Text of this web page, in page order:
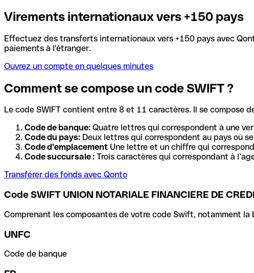
Virements internationaux vers +150 pays
Effectuez des transferts internationaux vers +150 pays avec
paiements à l'étranger.
Ouvrez un compte en quelques minutes
Comment se compose un code SWIFT ?
Le code SWIFT contient entre 8 et 11 caractères. Il se compose
Code de banque: Quatre lettres qui correspondent à une
Code du pays: Deux lettres qui correspondent au pays où
Code d’emplacement Une lettre et un chiffre qui
Code succursale : Trois caractères qui correspondant à
Transférer des fonds avec Qonto
Code SWIFT UNION NOTARIALE FINANCIERE DE
Comprenant les composantes de votre code Swift, notamment la
UNFC
Code de banque